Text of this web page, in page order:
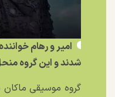
امیر و رهام
شدند و این گروه
گروه موسیقی